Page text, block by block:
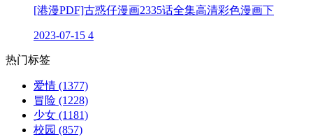
[港漫PDF]古惑仔漫画2335话全集高清彩色漫画下
2023-07-15 4
热门标签
爱情 (1377)
冒险 (1228)
少女 (1181)
校园 (857)